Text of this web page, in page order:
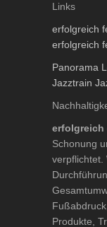
Links
erfolgreich
erfolgreich
Panorama
Jazztrain
erfolgreich
Schonung
verpflichtet.
Produkte,